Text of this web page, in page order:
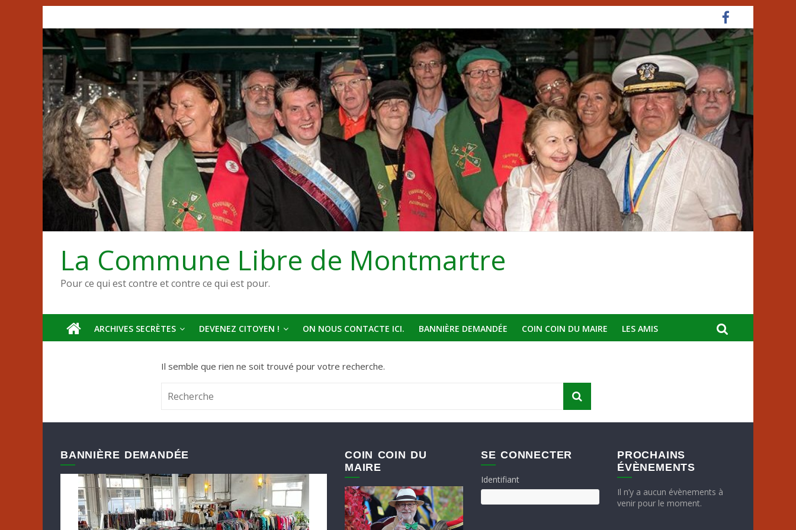
au
contenu
La Commune Libre de Montmartre
Pour ce qui est contre et contre ce qui est pour.
ARCHIVES SECRÈTES DEVENEZ CITOYEN ! ON NOUS CONTACTE ICI. BANNIÈRE DEMANDÉE COIN COIN DU MAIRE LES AMIS
Il semble que rien ne soit trouvé pour votre recherche.
BANNIÈRE DEMANDÉE
COIN COIN DU
MAIRE
SE CONNECTER
Identifiant
PROCHAINS
ÉVÈNEMENTS
Il n’y a aucun évènements à
venir pour le moment.